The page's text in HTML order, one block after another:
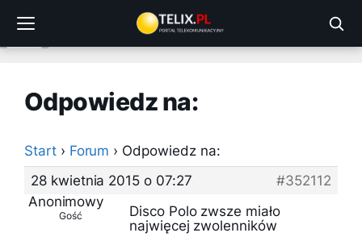
treści
Odpowiedz na:
Start › Forum › Odpowiedz na:
28 kwietnia 2015 o 07:27
#352112
Anonimowy
Gość
Disco Polo zwsze miało
najwięcej zwolenników